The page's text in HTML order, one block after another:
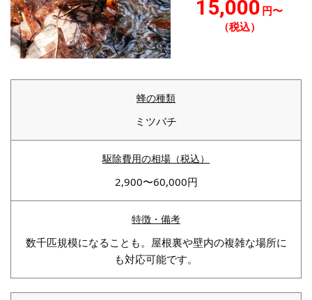
15,000 円〜
（税込）
ミツバチ
2,900〜60,000円
数千匹規模になることも。屋根裏や壁内の複雑な場所に
も対応可能です。